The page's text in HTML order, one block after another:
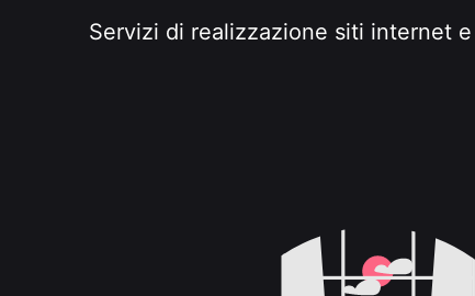
Servizi di realizzazione siti internet